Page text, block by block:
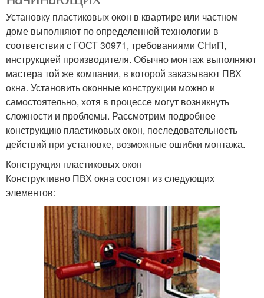
Установку пластиковых окон в квартире или частном
доме выполняют по определенной технологии в
соответствии с ГОСТ 30971, требованиями СНиП,
инструкцией производителя. Обычно монтаж выполняют
мастера той же компании, в которой заказывают ПВХ
окна. Установить оконные конструкции можно и
самостоятельно, хотя в процессе могут возникнуть
сложности и проблемы. Рассмотрим подробнее
конструкцию пластиковых окон, последовательность
действий при установке, возможные ошибки монтажа.
Конструкция пластиковых окон
Конструктивно ПВХ окна состоят из следующих
элементов: